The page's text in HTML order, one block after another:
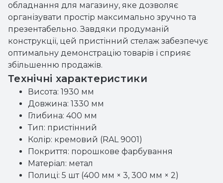
обладнання для магазину, яке дозволяє
організувати простір максимально зручно та
презентабельно. Завдяки продуманій
конструкції, цей пристінний стелаж забезпечує
оптимальну демонстрацію товарів і сприяє
збільшенню продажів.
Технічні характеристики
Висота: 1930 мм
Довжина: 1330 мм
Глибина: 400 мм
Тип: пристінний
Колір: кремовий (RAL 9001)
Покриття: порошкове фарбування
Матеріал: метал
Полиці: 5 шт (400 мм × 3, 300 мм × 2)